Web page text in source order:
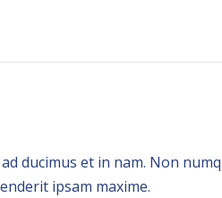
ducimus et in nam. Non
ipsam maxime.